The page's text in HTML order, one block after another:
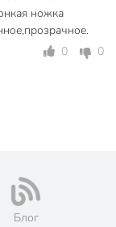
для шампанского
ножка
0
0
Блог